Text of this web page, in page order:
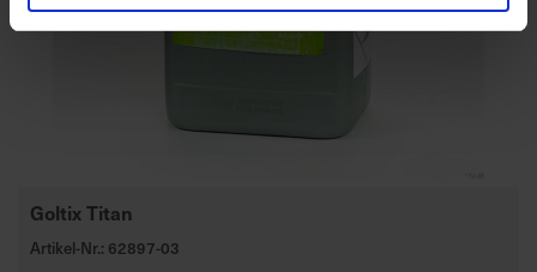
Goltix Titan
Artikel-Nr.: 62897-03